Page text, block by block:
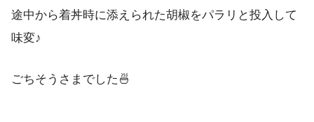
途中から着丼時に添えられた胡椒をパラリと投入して
味変♪
ごちそうさまでした🍜